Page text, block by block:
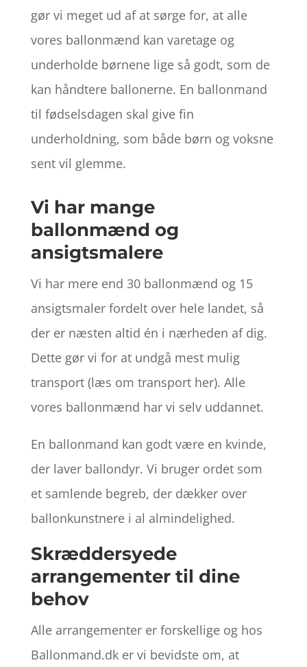
gør vi meget ud af at sørge for, at alle
vores ballonmænd kan varetage og
underholde børnene lige så godt, som de
kan håndtere ballonerne. En ballonmand
til fødselsdagen skal give fin
underholdning, som både børn og voksne
sent vil glemme.
Vi har mange
ballonmænd og
ansigtsmalere
Vi har mere end 30 ballonmænd og 15
ansigtsmaler fordelt over hele landet, så
der er næsten altid én i nærheden af dig.
Dette gør vi for at undgå mest mulig
transport (læs om transport her). Alle
vores ballonmænd har vi selv uddannet.
En ballonmand kan godt være en kvinde,
der laver ballondyr. Vi bruger ordet som
et samlende begreb, der dækker over
ballonkunstnere i al almindelighed.
Skræddersyede
arrangementer til dine
behov
Alle arrangementer er forskellige og hos
Ballonmand.dk er vi bevidste om, at